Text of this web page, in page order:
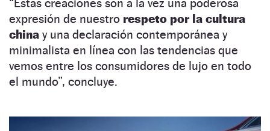
“Estas creaciones son a la vez una poderosa
expresión de nuestro respeto por la cultura
china y una declaración contemporánea y
minimalista en línea con las tendencias que
vemos entre los consumidores de lujo en todo
el mundo”, concluye.